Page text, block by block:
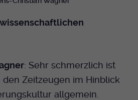
: Sehr schmerzlich ist
Zeitzeugen im Hinblick
allgemein.